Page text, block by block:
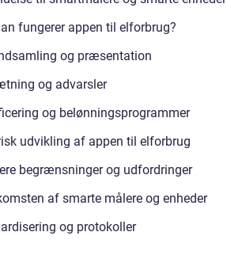
fungerer appen til elforbrug?
og præsentation
og advarsler
og belønningsprogrammer
udvikling af appen til elforbrug
begrænsninger og udfordringer
af smarte målere og enheder
og protokoller